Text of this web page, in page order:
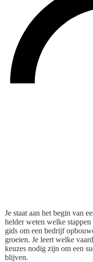
Je staat aan het begin van
helder weten welke
gids om een bedrijf
groeien. Je leert welke
keuzes nodig zijn om een
blijven.